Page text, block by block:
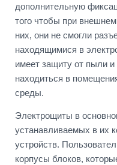
дополнительную
того чтобы при
них, они не смогли
находящимися в
имеет защиту от пыли
находиться в
среды.
Электрощиты в
устанавливаемых в их
устройств.
корпусы блоков,